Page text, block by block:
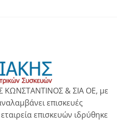
ΚΩΝΣΤΑΝΤΙΝΟΣ & ΣΙΑ ΟΕ, με
επισκευές
επισκευών ιδρύθηκε